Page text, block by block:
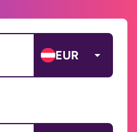
EUR